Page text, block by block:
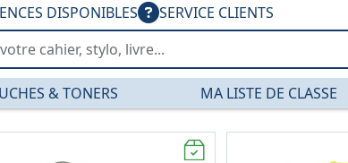
DISPONIBLES SERVICE CLIENTS
& TONERS MA LISTE DE CLASSE
— PGDIS